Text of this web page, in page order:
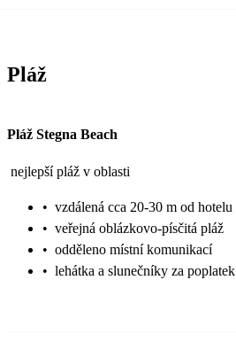
Pláž
Pláž Stegna Beach
nejlepší pláž v oblasti
• vzdálená cca 20-30 m od hotelu
• veřejná oblázkovo-písčitá pláž
• odděleno místní komunikací
• lehátka a slunečníky za poplatek